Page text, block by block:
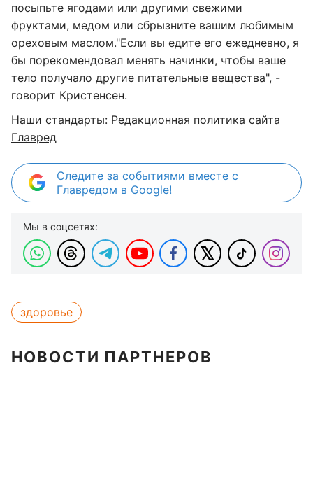
посыпьте ягодами или другими свежими
фруктами, медом или сбрызните вашим любимым
ореховым маслом."Если вы едите его ежедневно, я
бы порекомендовал менять начинки, чтобы ваше
тело получало другие питательные вещества", -
говорит Кристенсен.
Наши стандарты: Редакционная политика сайта
Главред
Следите за событиями вместе с
Главредом в Google!
Мы в соцсетях:
здоровье
НОВОСТИ ПАРТНЕРОВ